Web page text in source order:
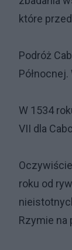
które
Podróż
W 1534
VII dla
roku od
Rzymie na